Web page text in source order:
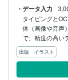
・データ入力
タイピングと
体（画像や音声
で、精度の高い
出版 イラスト